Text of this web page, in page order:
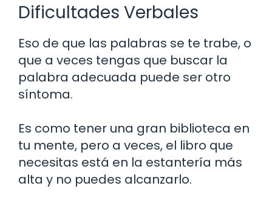
Dificultades Verbales
Eso de que las palabras se te trabe, o
que a veces tengas que buscar la
palabra adecuada puede ser otro
síntoma.
Es como tener una gran biblioteca en
tu mente, pero a veces, el libro que
necesitas está en la estantería más
alta y no puedes alcanzarlo.